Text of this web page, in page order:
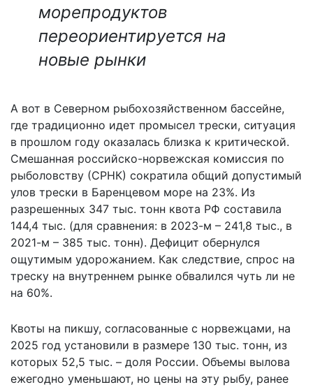
морепродуктов
переориентируется на
новые рынки
А вот в Северном рыбохозяйственном бассейне,
где традиционно идет промысел трески, ситуация
в прошлом году оказалась близка к критической.
Смешанная российско-норвежская комиссия по
рыболовству (СРНК) сократила общий допустимый
улов трески в Баренцевом море на 23%. Из
разрешенных 347 тыс. тонн квота РФ составила
144,4 тыс. (для сравнения: в 2023-м – 241,8 тыс., в
2021-м – 385 тыс. тонн). Дефицит обернулся
ощутимым удорожанием. Как следствие, спрос на
треску на внутреннем рынке обвалился чуть ли не
на 60%.
Квоты на пикшу, согласованные с норвежцами, на
2025 год установили в размере 130 тыс. тонн, из
которых 52,5 тыс. – доля России. Объемы вылова
ежегодно уменьшают, но цены на эту рыбу, ранее